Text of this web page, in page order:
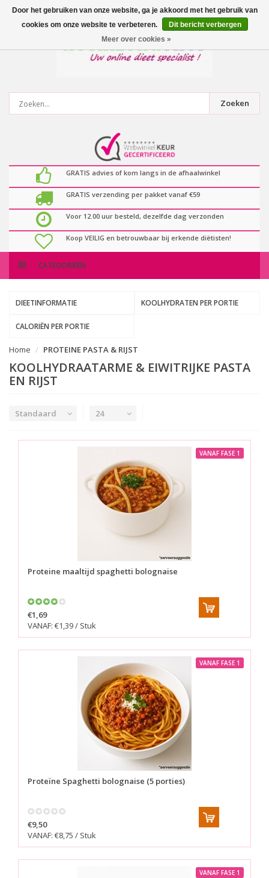
0artikelen
Zoeken
GRATIS advies of kom langs in de afhaalwinkel
GRATIS verzending per pakket vanaf €59
Voor 12.00 uur besteld, dezelfde dag verzonden
Koop VEILIG en betrouwbaar bij erkende diëtisten!
CATEGORIEËN
DIEETINFORMATIE KOOLHYDRATEN PER PORTIE
CALORIËN PER PORTIE
Home PROTEINE PASTA & RIJST
KOOLHYDRAATARME & EIWITRIJKE PASTA
EN RIJST
Standaard 24
VANAF FASE 1
Proteine maaltijd spaghetti bolognaise
€1,69
VANAF: €1,39 / Stuk
VANAF FASE 1
Proteïne Spaghetti bolognaise (5 porties)
€9,50
VANAF: €8,75 / Stuk
VANAF FASE 1
Door het gebruiken van onze website, ga je akkoord met het gebruik van
cookies om onze website te verbeteren.
Dit bericht verbergen
Meer over cookies »